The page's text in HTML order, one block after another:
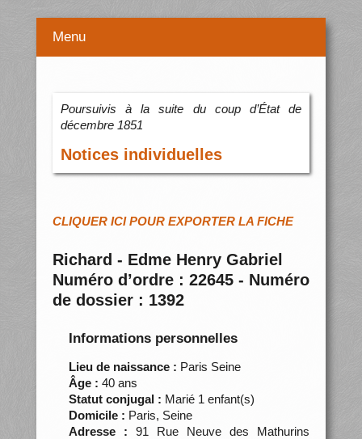
Menu
Poursuivis à la suite du coup d’État de
décembre 1851
Notices individuelles
CLIQUER ICI POUR EXPORTER LA FICHE
Richard - Edme Henry Gabriel
Numéro d’ordre : 22645 - Numéro
de dossier : 1392
Informations personnelles
Lieu de naissance : Paris Seine
Âge : 40 ans
Statut conjugal : Marié 1 enfant(s)
Domicile : Paris, Seine
Adresse : 91 Rue Neuve des Mathurins